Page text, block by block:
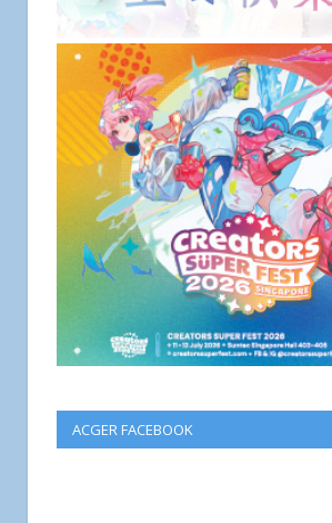
ACGER FACEBOOK